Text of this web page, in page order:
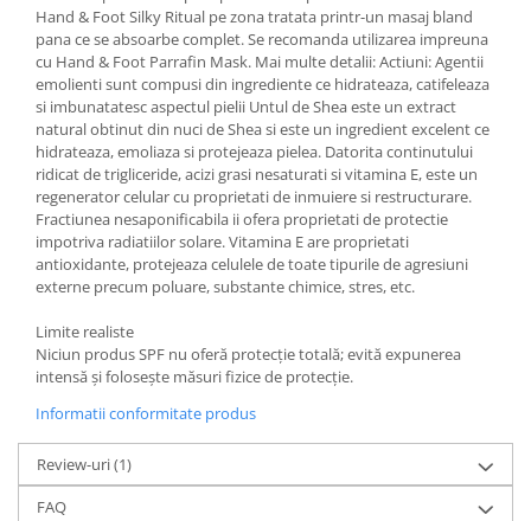
Hand & Foot Silky Ritual pe zona tratata printr-un masaj bland
pana ce se absoarbe complet. Se recomanda utilizarea impreuna
cu Hand & Foot Parrafin Mask. Mai multe detalii: Actiuni: Agentii
emolienti sunt compusi din ingrediente ce hidrateaza, catifeleaza
si imbunatatesc aspectul pielii Untul de Shea este un extract
natural obtinut din nuci de Shea si este un ingredient excelent ce
hidrateaza, emoliaza si protejeaza pielea. Datorita continutului
ridicat de trigliceride, acizi grasi nesaturati si vitamina E, este un
regenerator celular cu proprietati de inmuiere si restructurare.
Fractiunea nesaponificabila ii ofera proprietati de protectie
impotriva radiatiilor solare. Vitamina E are proprietati
antioxidante, protejeaza celulele de toate tipurile de agresiuni
externe precum poluare, substante chimice, stres, etc.
Limite realiste
Niciun produs SPF nu oferă protecție totală; evită expunerea
intensă și folosește măsuri fizice de protecție.
Informatii conformitate produs
Review-uri(1)
FAQ